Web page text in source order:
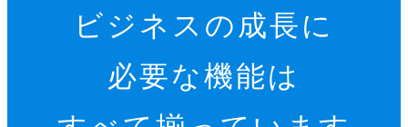
ビジネスの成長に
必要な機能は